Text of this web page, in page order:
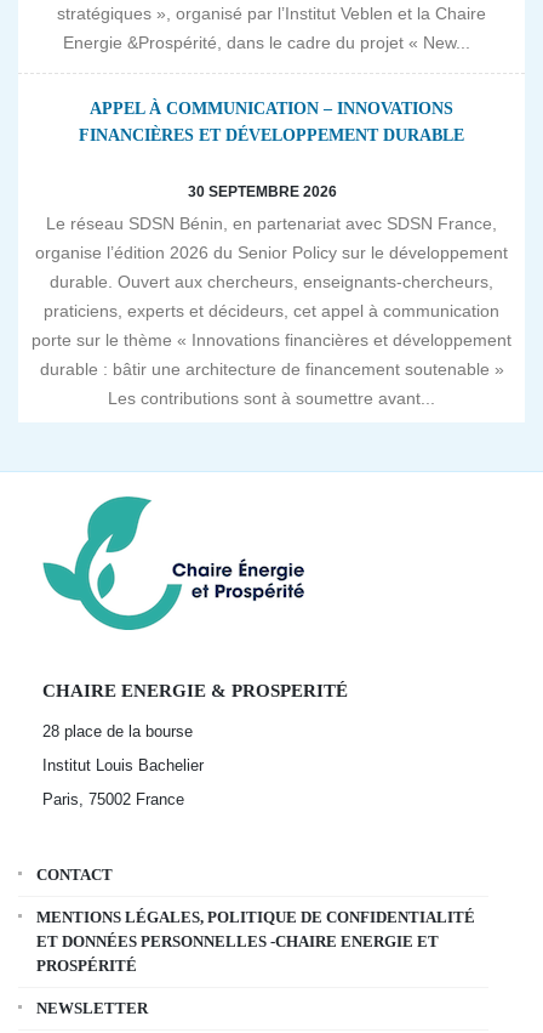
stratégiques », organisé par l’Institut Veblen et la Chaire
Energie &Prospérité, dans le cadre du projet « New...
APPEL À COMMUNICATION – INNOVATIONS
FINANCIÈRES ET DÉVELOPPEMENT DURABLE
30 SEPTEMBRE 2026
Le réseau SDSN Bénin, en partenariat avec SDSN France,
organise l’édition 2026 du Senior Policy sur le développement
durable. Ouvert aux chercheurs, enseignants-chercheurs,
praticiens, experts et décideurs, cet appel à communication
porte sur le thème « Innovations financières et développement
durable : bâtir une architecture de financement soutenable »
Les contributions sont à soumettre avant...
CHAIRE ENERGIE & PROSPERITÉ
28 place de la bourse
Institut Louis Bachelier
Paris, 75002 France
CONTACT
MENTIONS LÉGALES, POLITIQUE DE CONFIDENTIALITÉ
ET DONNÉES PERSONNELLES -CHAIRE ENERGIE ET
PROSPÉRITÉ
NEWSLETTER